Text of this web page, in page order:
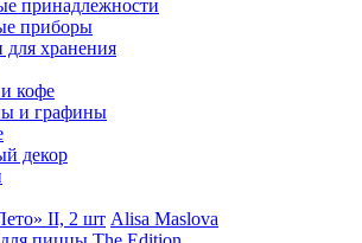
принадлежности
приборы
для хранения
кофе
и графины
декор
II, 2 шт Alisa Maslova